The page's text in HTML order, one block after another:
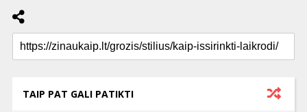
TAIP PAT GALI PATIKTI